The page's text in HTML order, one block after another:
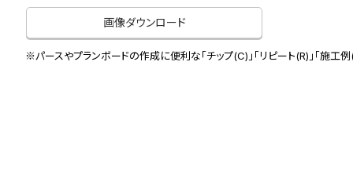
画像ダウンロード
※パースやプランボードの作成に便利な「チップ(C)」「リピート(R)」「施工